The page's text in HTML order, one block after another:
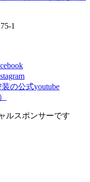
1
ルスポンサーです